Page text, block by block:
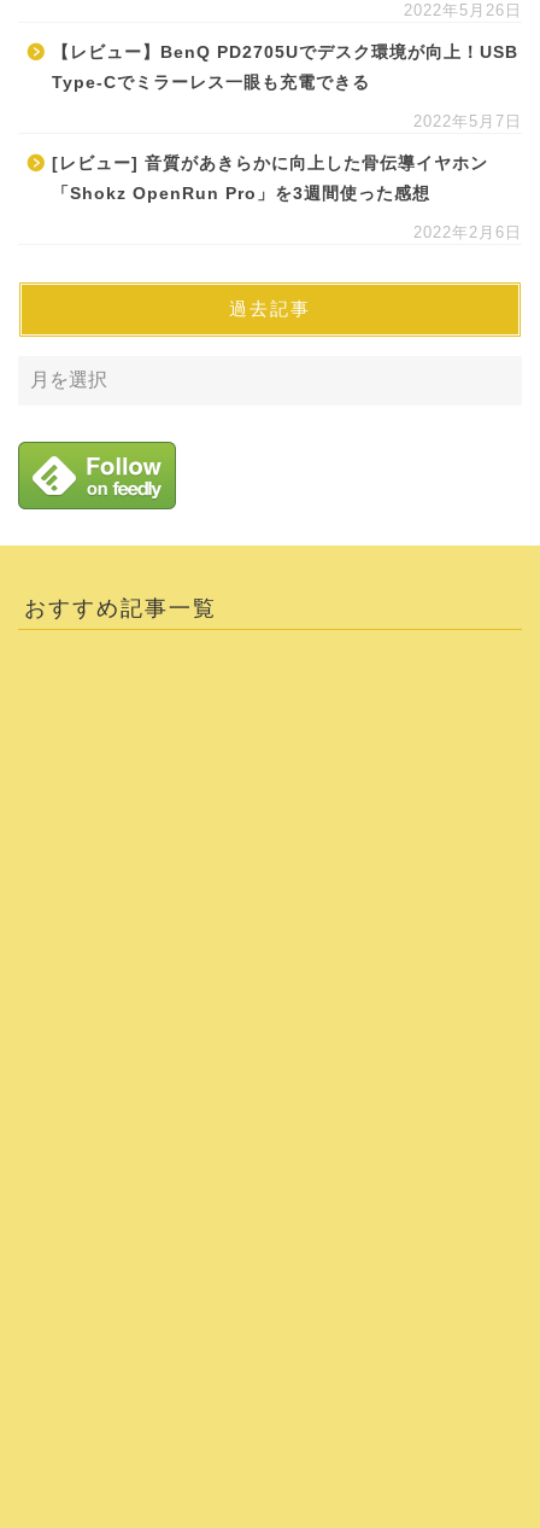
2022年5月26日
【レビュー】BenQ PD2705Uでデスク環境が向上！USB
Type-Cでミラーレス一眼も充電できる
2022年5月7日
[レビュー] 音質があきらかに向上した骨伝導イヤホン
「Shokz OpenRun Pro」を3週間使った感想
2022年2月6日
過去記事
おすすめ記事一覧